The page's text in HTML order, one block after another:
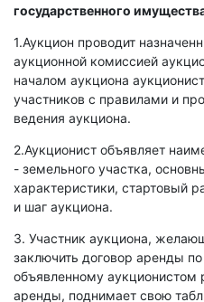
государственного
1.Аукцион проводит
аукционной комиссией
началом аукциона
участников с правилами и
ведения аукциона.
2.Аукционист объявляет
- земельного участка,
характеристики, стартовый
и шаг аукциона.
3. Участник аукциона,
заключить договор аренды по
объявленному аукционистом
аренды, поднимает свою